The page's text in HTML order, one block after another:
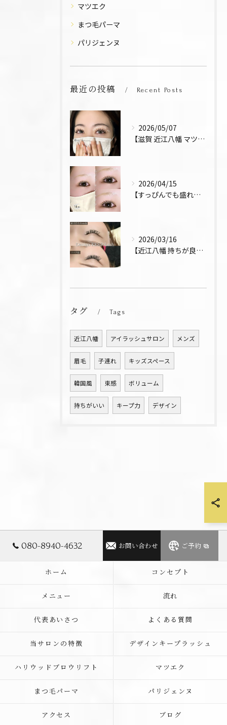
マツエク
まつ毛パーマ
パリジェンヌ
最近の投稿 Recent Posts
2026/05/07
【滋賀 近江八幡 マツエク デザインキープラッシュ 束感 お...
2026/04/15
【すっぴんでも盛れるまつ毛 まつパ 近江八幡 上下パーマ】
2026/03/16
【近江八幡 持ちが良い お得 マツエク リペア デザインキー...
タグ Tags
近江八幡 アイラッシュサロン メンズ
眉毛 子連れ キッズスペース
韓国風 束感 ボリューム
持ちがいい キープ力 デザイン
080-8940-4632 お問い合わせ ご予約
ホーム コンセプト
メニュー 流れ
代表あいさつ よくある質問
当サロンの特徴 デザインキープラッシュ
ハリウッドブロウリフト マツエク
まつ毛パーマ パリジェンヌ
アクセス ブログ